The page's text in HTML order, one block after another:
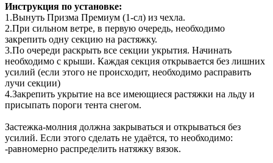
Инструкция по установке:
1.Вынуть Призма Премиум (1-сл) из чехла.
2.При сильном ветре, в первую очередь, необходимо
закрепить одну секцию на растяжку.
3.По очереди раскрыть все секции укрытия. Начинать
необходимо с крыши. Каждая секция открывается без лишних
усилий (если этого не происходит, необходимо расправить
лучи секции)
4.Закрепить укрытие на все имеющиеся растяжки на льду и
присыпать пороги тента снегом.
Застежка-молния должна закрываться и открываться без
усилий. Если этого сделать не удаётся, то необходимо:
-равномерно распределить натяжку вязок.